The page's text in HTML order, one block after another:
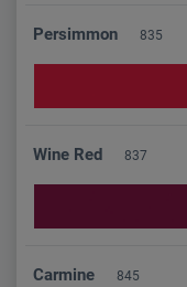
Persimmon 835
Wine Red 837
Carmine 845